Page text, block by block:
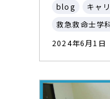
blog
キャ
救急救命士学
2024年6月1日